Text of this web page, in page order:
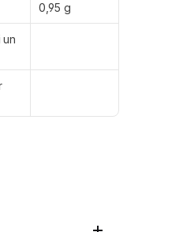
0,95 g
un